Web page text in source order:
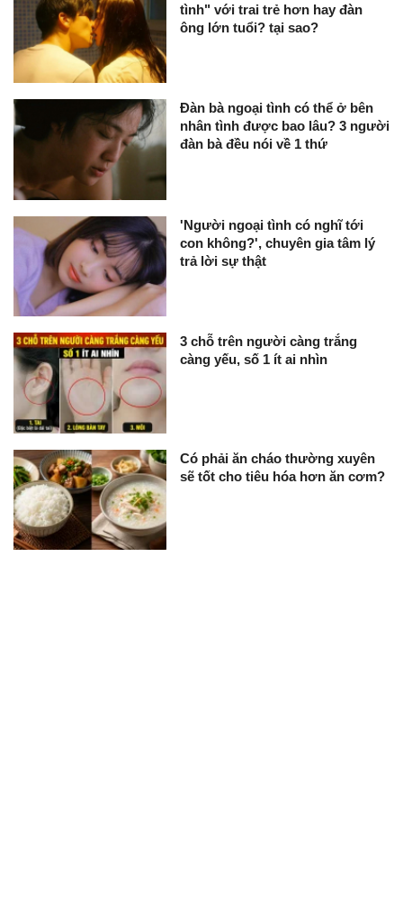
tình" với trai trẻ hơn hay đàn
ông lớn tuổi? tại sao?
Đàn bà ngoại tình có thể ở bên
nhân tình được bao lâu? 3 người
đàn bà đều nói về 1 thứ
'Người ngoại tình có nghĩ tới
con không?', chuyên gia tâm lý
trả lời sự thật
3 chỗ trên người càng trắng
càng yếu, số 1 ít ai nhìn
Có phải ăn cháo thường xuyên
sẽ tốt cho tiêu hóa hơn ăn cơm?